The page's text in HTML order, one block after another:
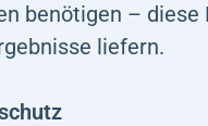
benötigen – diese
liefern.